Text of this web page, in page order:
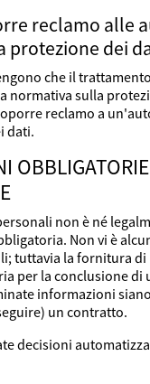
reclamo alle
protezione dei
che il
normativa sulla
reclamo a
dati.
non è né
Non vi è
tuttavia la fornitura
per la conclusione di
informazioni
un contratto.
decisioni